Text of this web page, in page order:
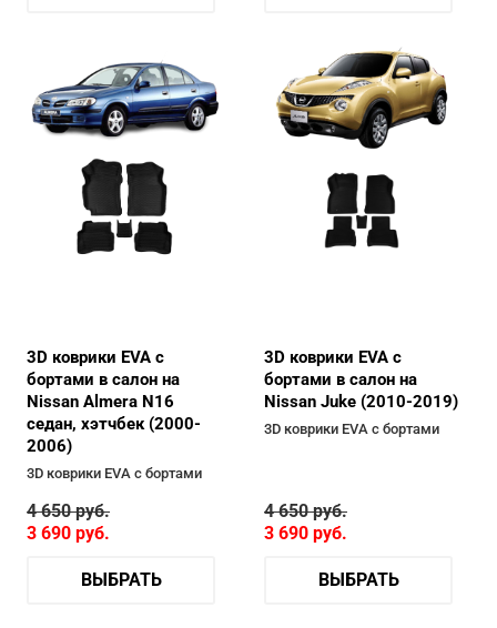
3D коврики EVA с
бортами в салон на
Nissan Almera N16
седан, хэтчбек (2000-
2006)
3D коврики EVA с бортами
4 650руб.
3 690 руб.
ВЫБРАТЬ
3D коврики EVA с
бортами в салон на
Nissan Juke (2010-2019)
3D коврики EVA с бортами
4 650руб.
3 690 руб.
ВЫБРАТЬ